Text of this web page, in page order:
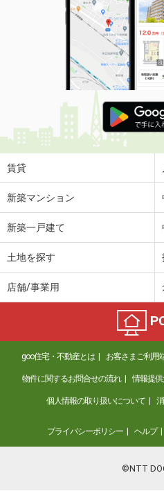
賃貸
新築マンション
新築一戸建て
土地を探す
店舗/事業用
goo住宅・不動産とは お客さまご利用
物件に関するお問合せの流れ 情報提供
個人情報の取り扱いについて
プライバシーポリシー ヘルプ
©NTT